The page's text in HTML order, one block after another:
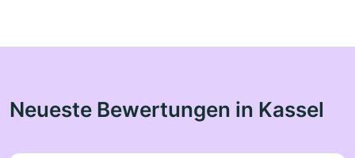
Neueste Bewertungen in Kassel